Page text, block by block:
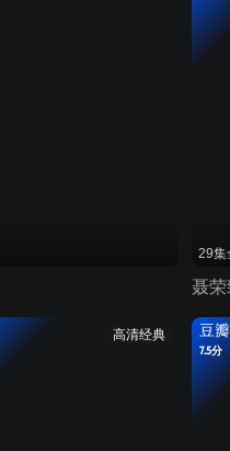
29集
聂荣
高清经典 豆瓣
7.5分